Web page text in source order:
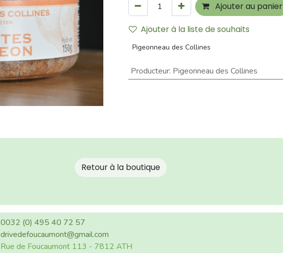
Ajouter au panier
Ajouter à la liste de souhaits
Pigeonneau des Collines
Producteur: Pigeonneau des Collines
​​Retour à la boutiqu​​e
0032 (0) 495 40 72 57
drivedefoucaumont@gmail.com
Rue de Foucaumont 113 - 7812 ATH